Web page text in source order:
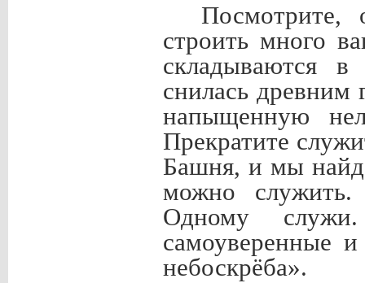
Посмотрите,
строить много
складываются
снилась древним
напыщенную
Прекратите
Башня, и мы
можно
Одному
самоуверенные
небоскрёба».